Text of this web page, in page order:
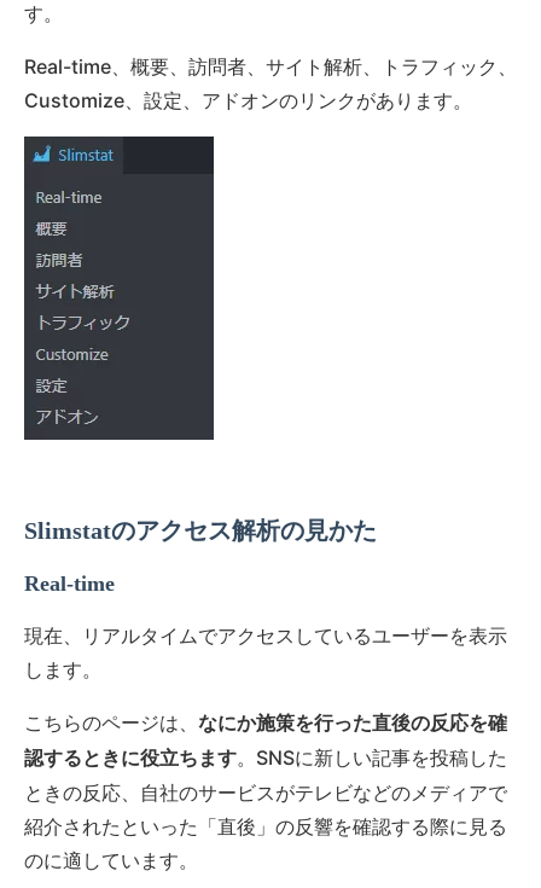
す。
Real-time、概要、訪問者、サイト解析、トラフィック、
Customize、設定、アドオンのリンクがあります。
Slimstatのアクセス解析の見かた
Real-time
現在、リアルタイムでアクセスしているユーザーを表示
します。
こちらのページは、 なにか施策を行った直後の反応を確
認するときに役立ちます。SNSに新しい記事を投稿した
ときの反応、自社のサービスがテレビなどのメディアで
紹介されたといった「直後」の反響を確認する際に見る
のに適しています。